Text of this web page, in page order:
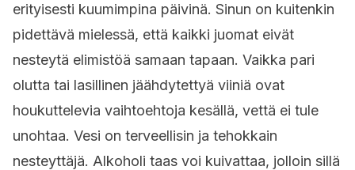
erityisesti kuumimpina päivinä. Sinun on kuitenkin
pidettävä mielessä, että kaikki juomat eivät
nesteytä elimistöä samaan tapaan. Vaikka pari
olutta tai lasillinen jäähdytettyä viiniä ovat
houkuttelevia vaihtoehtoja kesällä, vettä ei tule
unohtaa. Vesi on terveellisin ja tehokkain
nesteyttäjä. Alkoholi taas voi kuivattaa, jolloin sillä